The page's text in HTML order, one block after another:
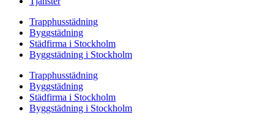
Trapphusstädning
Byggstädning
Städfirma i Stockholm
Byggstädning i Stockholm
Trapphusstädning
Byggstädning
Städfirma i Stockholm
Byggstädning i Stockholm